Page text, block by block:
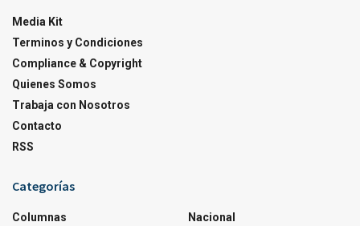
Media Kit
Terminos y Condiciones
Compliance & Copyright
Quienes Somos
Trabaja con Nosotros
Contacto
RSS
Categorías
Columnas
Nacional